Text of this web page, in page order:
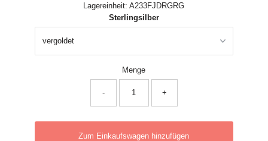
Lagereinheit: A233FJDRGRG
Sterlingsilber
Menge
- +
Zum Einkaufswagen hinzufügen